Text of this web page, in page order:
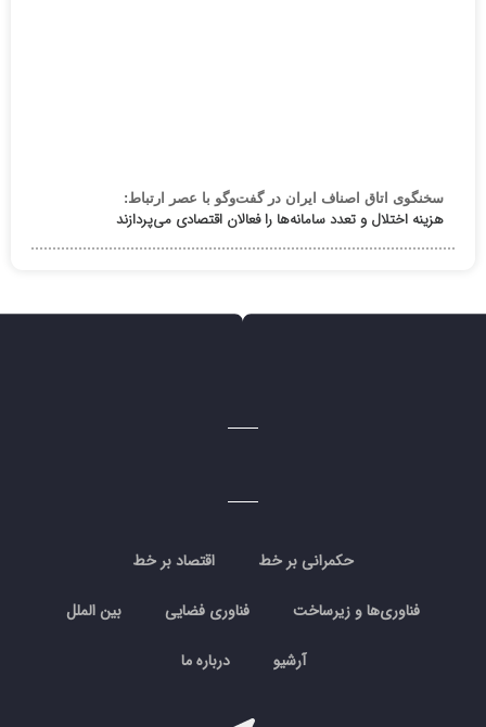
سخنگوی اتاق اصناف ایران در گفت‌وگو با عصر ارتباط:
هزینه اختلال و تعدد سامانه‌ها را فعالان اقتصادی می‌پردازند
حکمرانی بر خط اقتصاد بر خط
فناوری‌ها و زیرساخت فناوری فضایی بین الملل
آرشیو درباره ما